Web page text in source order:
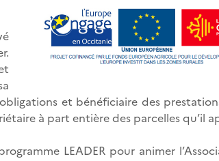
et bénéficiaire des
à part entière des parcelles qu’il
LEADER pour animer